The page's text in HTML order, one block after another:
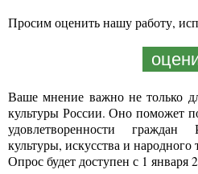
Просим оценить нашу работу,
Ваше мнение важно не только
культуры России. Оно поможет
удовлетворенности
культуры, искусства и народного
Опрос будет доступен с 1 января